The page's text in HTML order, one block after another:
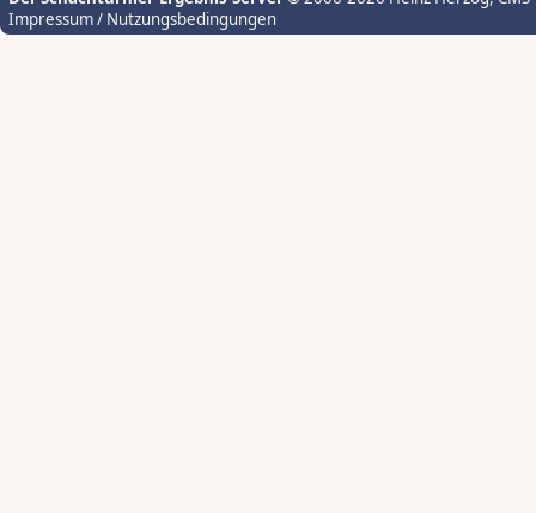
Impressum / Nutzungsbedingungen